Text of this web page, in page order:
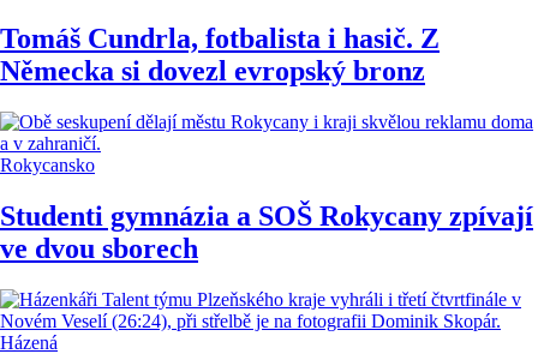
Tomáš Cundrla, fotbalista i hasič. Z
Německa si dovezl evropský bronz
Rokycansko
Studenti gymnázia a SOŠ Rokycany zpívají
ve dvou sborech
Házená